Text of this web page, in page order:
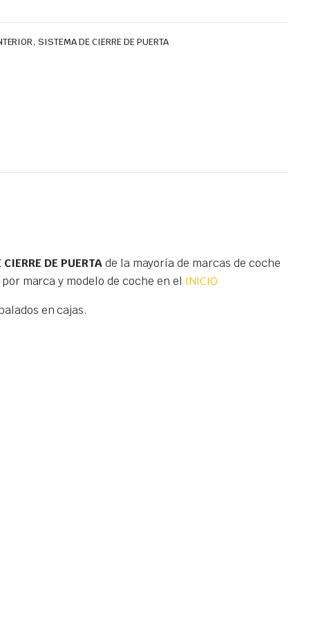
, SISTEMA DE CIERRE DE PUERTA
DE PUERTAde la mayoría de marcas de coche
marca y modelo de coche en el INICIO
en cajas.